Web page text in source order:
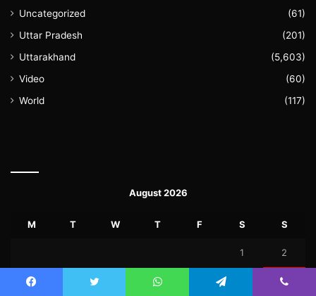
Uncategorized
(61)
Uttar Pradesh
(201)
Uttarakhand
(5,603)
Video
(60)
World
(117)
August 2026
M T W T F S S
1 2
3 6
9